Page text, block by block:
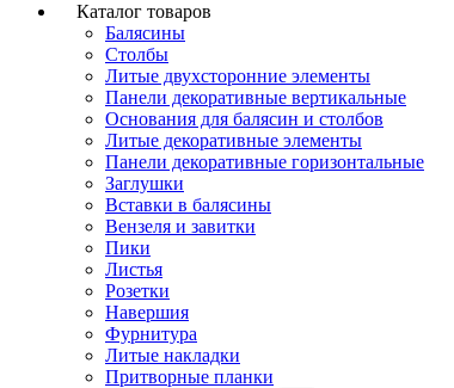
Каталог товаров
Балясины
Столбы
Литые двухсторонние элементы
Панели декоративные вертикальные
Основания для балясин и столбов
Литые декоративные элементы
Панели декоративные горизонтальные
Заглушки
Вставки в балясины
Вензеля и завитки
Пики
Листья
Розетки
Навершия
Фурнитура
Литые накладки
Притворные планки